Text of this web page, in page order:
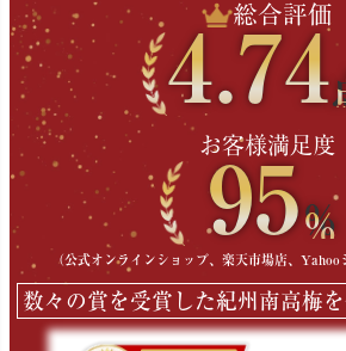
総合評価
4.74
お客様満足度
95％
（公式オンラインショップ、楽天市場店、
数々の賞を受賞した紀州南高梅を